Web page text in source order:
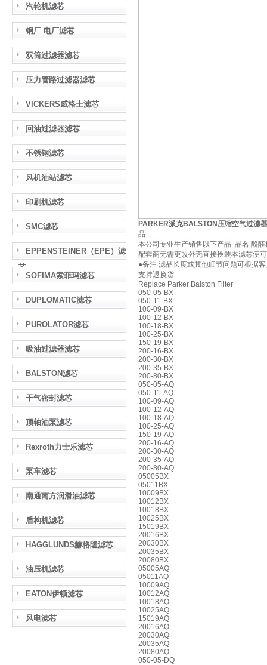
汽轮机滤芯
钢厂 电厂滤芯
双筒过滤器滤芯
压力管路过滤器滤芯
VICKERS威格士滤芯
回油过滤器滤芯
不锈钢滤芯
风机油站滤芯
印刷机滤芯
SMC滤芯
EPPENSTEINER（EPE）滤
芯
SOFIMA索菲玛滤芯
DUPLOMATIC滤芯
PUROLATOR滤芯
吸油过滤器滤芯
BALSTON滤芯
干气密封滤芯
顶轴油泵滤芯
Rexroth力士乐滤芯
泵车滤芯
南通南方润滑油滤芯
盾构机滤芯
HAGGLUNDS赫格隆滤芯
油压机滤芯
EATON伊顿滤芯
风电滤芯
PARKER派克BALSTON压缩空气过滤
品
本公司专业生产销售以下产品 品名 酚
配套商无需更改外壳直接换装本滤芯便
●备注 滤品长度或其他细节问题可根据
支持退换货
Replace Parker Balston Filter
050-05-BX
050-11-BX
100-09-BX
100-12-BX
100-18-BX
100-25-BX
150-19-BX
200-16-BX
200-30-BX
200-35-BX
200-80-BX
050-05-AQ
050-11-AQ
100-09-AQ
100-12-AQ
100-18-AQ
100-25-AQ
150-19-AQ
200-16-AQ
200-30-AQ
200-35-AQ
200-80-AQ
05005BX
05011BX
10009BX
10012BX
10018BX
10025BX
15019BX
20016BX
20030BX
20035BX
20080BX
05005AQ
05011AQ
10009AQ
10012AQ
10018AQ
10025AQ
15019AQ
20016AQ
20030AQ
20035AQ
20080AQ
050-05-DQ